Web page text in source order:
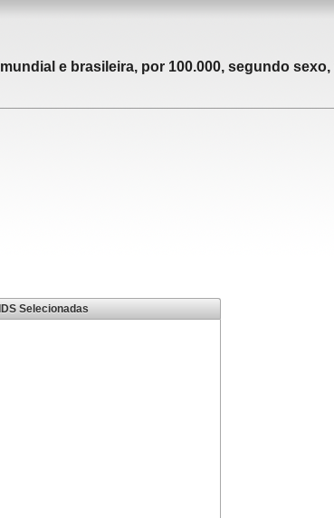
e brasileira, por 100.000, segundo sexo,
Selecionadas